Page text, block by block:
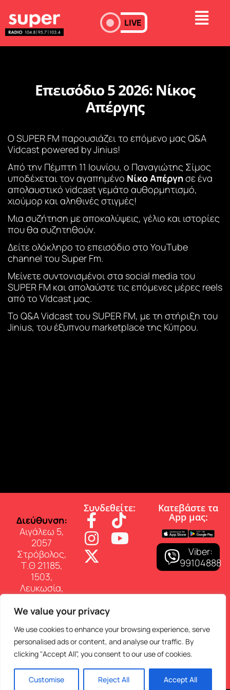
We value your privacy
We use cookies to enhance your browsing experience, serve
personalised ads or content, and analyse our traffic. By
clicking "Accept All", you consent to our use of cookies.
Customise Reject All Accept All
LIVE
Επεισόδιο 5 2026: Νίκος
Απέργης
Ο SUPER FM παρουσιάζει το επόμενο μας Q&A
Vidcast powered by Jinius!
Από την Πέμπτη 11 Ιουνίου, ο Παναγιώτης Σίμος
υποδέχεται τον αγαπημένο Νίκο Απέργησε ένα
απολαυστικό vidcast γεμάτο αυθορμητισμό,
χιούμορ και αληθινές στιγμές!
Μια συζήτηση με αποκαλύψεις, γέλιο και ιστορίες
που θα συζητηθούν.
Δείτε ολόκληρο το επεισόδιο στο YouTube
channel του Super Fm.
Μείνετε συντονισμένοι στα social media του
SUPER FM και απολαύστε τις επόμενες μέρες reels
από το VIdcast μας.
Το Q&A Vidcast του SUPER FM, με τη στήριξη του
Jinius, του έξυπνου marketplace της Κύπρου.
∆ιεύθυνση:
Αιγάλεω 5,
2057
Στρόβολος,
Τ.Θ 21185,
1503,
Λευκωσία,
Επικοινωνία:
Τηλ: 22 460
150
E-mail:
info@superfmradio.com
Συνδεθείτε: Κατεβάστε τα
App µας:
Viber:
99104888